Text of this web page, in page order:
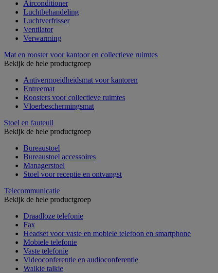
Airconditioner
Luchtbehandeling
Luchtverfrisser
Ventilator
Verwarming
Mat en rooster voor kantoor en collectieve ruimtes
Bekijk de hele productgroep
Antivermoeidheidsmat voor kantoren
Entreemat
Roosters voor collectieve ruimtes
Vloerbeschermingsmat
Stoel en fauteuil
Bekijk de hele productgroep
Bureaustoel
Bureaustoel accessoires
Managerstoel
Stoel voor receptie en ontvangst
Telecommunicatie
Bekijk de hele productgroep
Draadloze telefonie
Fax
Headset voor vaste en mobiele telefoon en smartphone
Mobiele telefonie
Vaste telefonie
Videoconferentie en audioconferentie
Walkie talkie